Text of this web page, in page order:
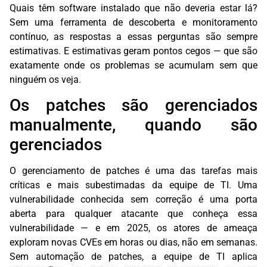
Quais têm software instalado que não deveria estar lá?
Sem uma ferramenta de descoberta e monitoramento
contínuo, as respostas a essas perguntas são sempre
estimativas. E estimativas geram pontos cegos — que são
exatamente onde os problemas se acumulam sem que
ninguém os veja.
Os patches são gerenciados
manualmente, quando são
gerenciados
O gerenciamento de patches é uma das tarefas mais
críticas e mais subestimadas da equipe de TI. Uma
vulnerabilidade conhecida sem correção é uma porta
aberta para qualquer atacante que conheça essa
vulnerabilidade — e em 2025, os atores de ameaça
exploram novas CVEs em horas ou dias, não em semanas.
Sem automação de patches, a equipe de TI aplica